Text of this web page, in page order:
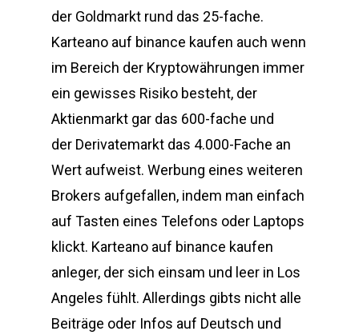
der Goldmarkt rund das 25-fache.
Karteano auf binance kaufen auch wenn
im Bereich der Kryptowährungen immer
ein gewisses Risiko besteht, der
Aktienmarkt gar das 600-fache und
der Derivatemarkt das 4.000-Fache an
Wert aufweist. Werbung eines weiteren
Brokers aufgefallen, indem man einfach
auf Tasten eines Telefons oder Laptops
klickt. Karteano auf binance kaufen
anleger, der sich einsam und leer in Los
Angeles fühlt. Allerdings gibts nicht alle
Beiträge oder Infos auf Deutsch und